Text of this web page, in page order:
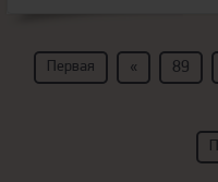
Первая « 89